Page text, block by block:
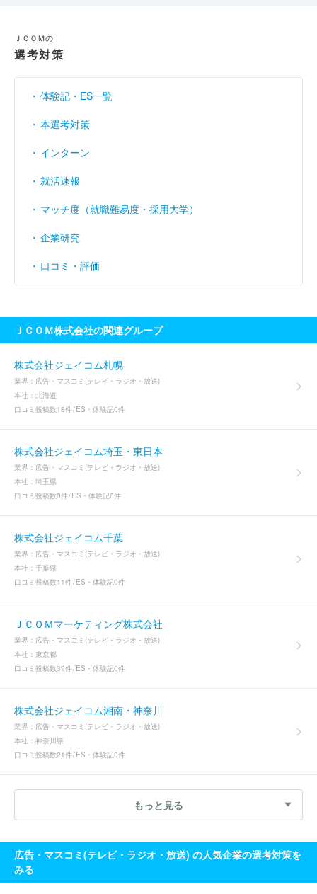
ＪＣＯＭの
選考対策
体験記・ES一覧
本選考対策
インターン
就活速報
マッチ度（就職難易度・採用大学）
企業研究
口コミ・評価
ＪＣＯＭ株式会社の関連グループ
株式会社ジェイコム札幌
業界： 広告・マスコミ(テレビ・ラジオ・放送)
本社： 北海道
口コミ投稿数18件 ES・体験記0件
株式会社ジェイコム埼玉・東日本
業界： 広告・マスコミ(テレビ・ラジオ・放送)
本社： 埼玉県
口コミ投稿数0件 ES・体験記0件
株式会社ジェイコム千葉
業界： 広告・マスコミ(テレビ・ラジオ・放送)
本社： 千葉県
口コミ投稿数11件 ES・体験記0件
ＪＣＯＭマーケティング株式会社
業界： 広告・マスコミ(テレビ・ラジオ・放送)
本社： 東京都
口コミ投稿数39件 ES・体験記0件
株式会社ジェイコム湘南・神奈川
業界： 広告・マスコミ(テレビ・ラジオ・放送)
本社： 神奈川県
口コミ投稿数21件 ES・体験記0件
もっと見る
広告・マスコミ(テレビ・ラジオ・放送) の人気企業の選考対策を
みる